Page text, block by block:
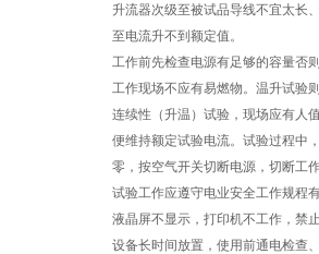
升流器次级至被试品导线不宜太长
至电流升不到额定值。
工作前先检查电源有足够的容量否
工作现场不应有易燃物。温升试验
连续性（升温）试验，现场应有人
便维持额定试验电流。试验过程中
零，按空气开关切断电源，切断工
试验工作应遵守电业安全工作规程
液晶屏不显示，打印机不工作，禁
设备长时间放置，使用前通电检查